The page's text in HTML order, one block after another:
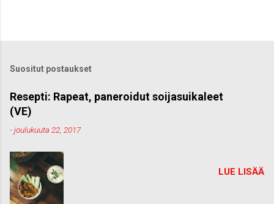
Suositut postaukset
Resepti: Rapeat, paneroidut soijasuikaleet
(VE)
-joulukuuta 22, 2017
LUE LISÄÄ